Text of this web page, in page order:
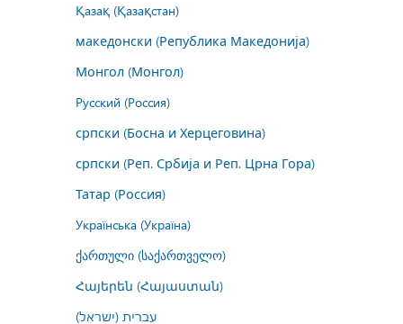
Қазақ (Қазақстан)
македонски (Република Македонија)
Монгол (Монгол)
Русский (Россия)
српски (Босна и Херцеговина)
српски (Реп. Србија и Реп. Црна Гора)
Татар (Россия)
Українська (Україна)
ქართული (საქართველო)
Հայերեն (Հայաստան)
עברית (ישראל)